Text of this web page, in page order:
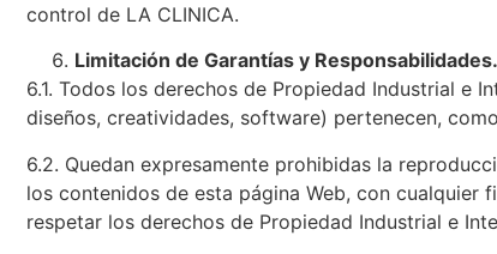
control de LA CLINICA.
Limitación de Garantías y Responsabilidades.
6.1. Todos los derechos de Propiedad Industrial e
diseños, creatividades, software) pertenecen,
6.2. Quedan expresamente prohibidas la
los contenidos de esta página Web, con cualquier
respetar los derechos de Propiedad Industrial e